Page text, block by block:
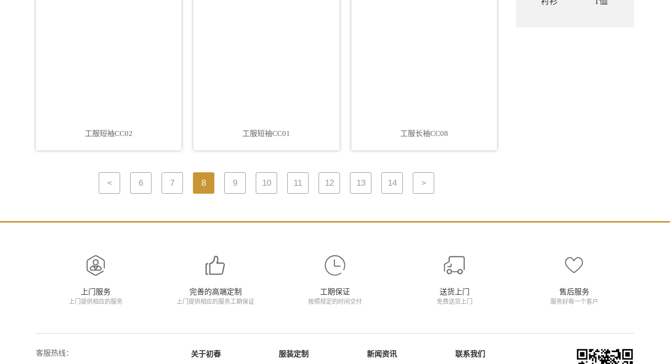
工服短袖CC02 工服短袖CC01 工服长袖CC08
< 6 7 8 9 10 11 12 13 14 >
上门服务
上门提供相应的服务
完善的高端定制
上门提供相应的服务工期保证
工期保证
按照规定的时间交付
送货上门
免费送货上门
售后服务
服务好每一个客户
客服热线： 关于初春 服装定制 新闻资讯 联系我们